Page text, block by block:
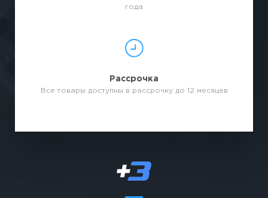
года
Рассрочка
Все товары доступны в рассрочку до 12 месяцев